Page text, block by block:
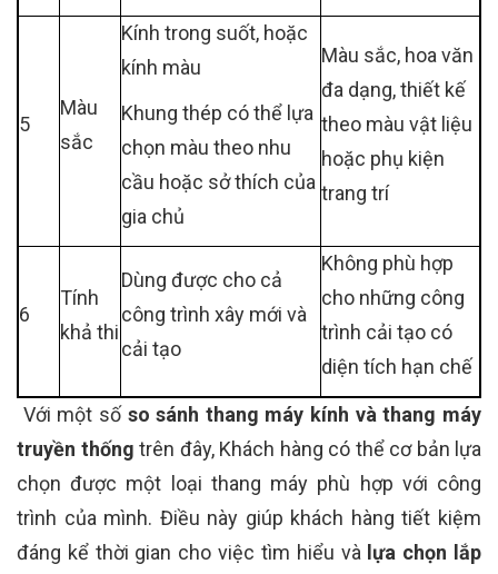
5
Màu
sắc
Kính trong suốt, hoặc
kính màu
Khung thép có thể lựa
chọn màu theo nhu
cầu hoặc sở thích của
gia chủ
Màu sắc, hoa văn
đa dạng, thiết kế
theo màu vật liệu
hoặc phụ kiện
trang trí
6
Tính
khả thi
Dùng được cho cả
công trình xây mới và
cải tạo
Không phù hợp
cho những công
trình cải tạo có
diện tích hạn chế
Với một số so sánh thang máy kính và thang máy
truyền thống trên đây, Khách hàng có thể cơ bản lựa
chọn được một loại thang máy phù hợp với công
trình của mình. Điều này giúp khách hàng tiết kiệm
đáng kể thời gian cho việc tìm hiểu và lựa chọn lắp